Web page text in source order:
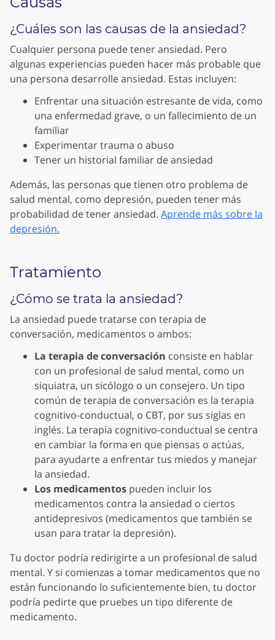
¿Cuáles son las causas de la ansiedad?
Cualquier persona puede tener ansiedad. Pero
algunas experiencias pueden hacer más probable que
una persona desarrolle ansiedad. Estas incluyen:
Enfrentar una situación estresante de vida, como
una enfermedad grave, o un fallecimiento de un
familiar
Experimentar trauma o abuso
Tener un historial familiar de ansiedad
Además, las personas que tienen otro problema de
salud mental, como depresión, pueden tener más
probabilidad de tener ansiedad. Aprende más sobre la
depresión.
Tratamiento
¿Cómo se trata la ansiedad?
La ansiedad puede tratarse con terapia de
conversación, medicamentos o ambos:
La terapia de conversación consiste en hablar
con un profesional de salud mental, como un
siquiatra, un sicólogo o un consejero. Un tipo
común de terapia de conversación es la terapia
cognitivo-conductual, o CBT, por sus siglas en
inglés. La terapia cognitivo-conductual se centra
en cambiar la forma en que piensas o actúas,
para ayudarte a enfrentar tus miedos y manejar
la ansiedad.
Los medicamentos pueden incluir los
medicamentos contra la ansiedad o ciertos
antidepresivos (medicamentos que también se
usan para tratar la depresión).
Tu doctor podría redirigirte a un profesional de salud
mental. Y si comienzas a tomar medicamentos que no
están funcionando lo suficientemente bien, tu doctor
podría pedirte que pruebes un tipo diferente de
medicamento.